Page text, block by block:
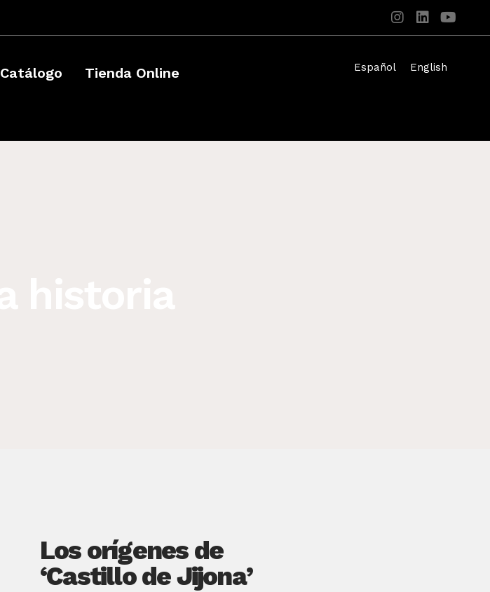
Catálogo Tienda Online Español English
Los orígenes de
‘Castillo de Jijona’